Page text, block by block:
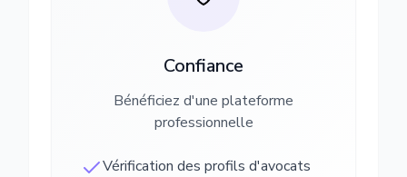
Confiance
Bénéficiez d'une plateforme
professionnelle
Vérification des profils d'avocats